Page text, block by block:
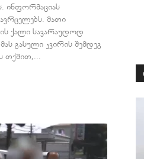
ინფორმაციას
მათი
ქალი სავარაუდოდ
გასული კვირის შემდეგ
თქმით,...